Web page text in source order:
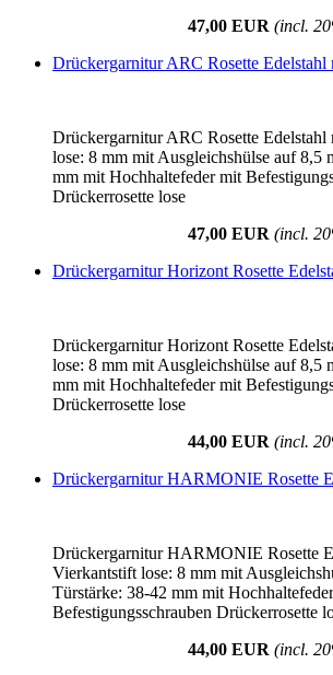
47,00 EUR (incl.
Drückergarnitur ARC Rosette Edelstahl
Drückergarnitur ARC Rosette Edelstahl
lose: 8 mm mit Ausgleichshülse auf 8,5
mm mit Hochhaltefeder mit
Drückerrosette lose
47,00 EUR (incl.
Drückergarnitur Horizont Rosette
Drückergarnitur Horizont Rosette
lose: 8 mm mit Ausgleichshülse auf 8,5
mm mit Hochhaltefeder mit
Drückerrosette lose
44,00 EUR (incl.
Drückergarnitur HARMONIE Rosette
Drückergarnitur HARMONIE Rosette
Vierkantstift lose: 8 mm mit
Türstärke: 38-42 mm mit
Befestigungsschrauben Drückerrosette
44,00 EUR (incl.